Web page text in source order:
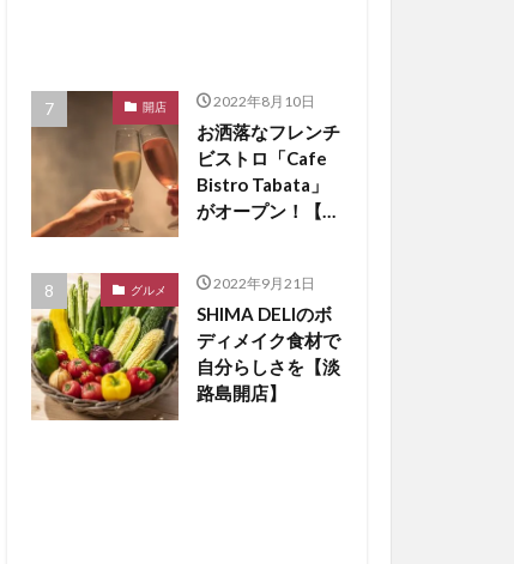
開店 2022年8月10日
お洒落なフレンチ
ビストロ「Cafe
Bistro Tabata」
がオープン！【淡
グルメ 2022年9月21日
SHIMA DELIのボ
ディメイク食材で
自分らしさを【淡
路島開店】